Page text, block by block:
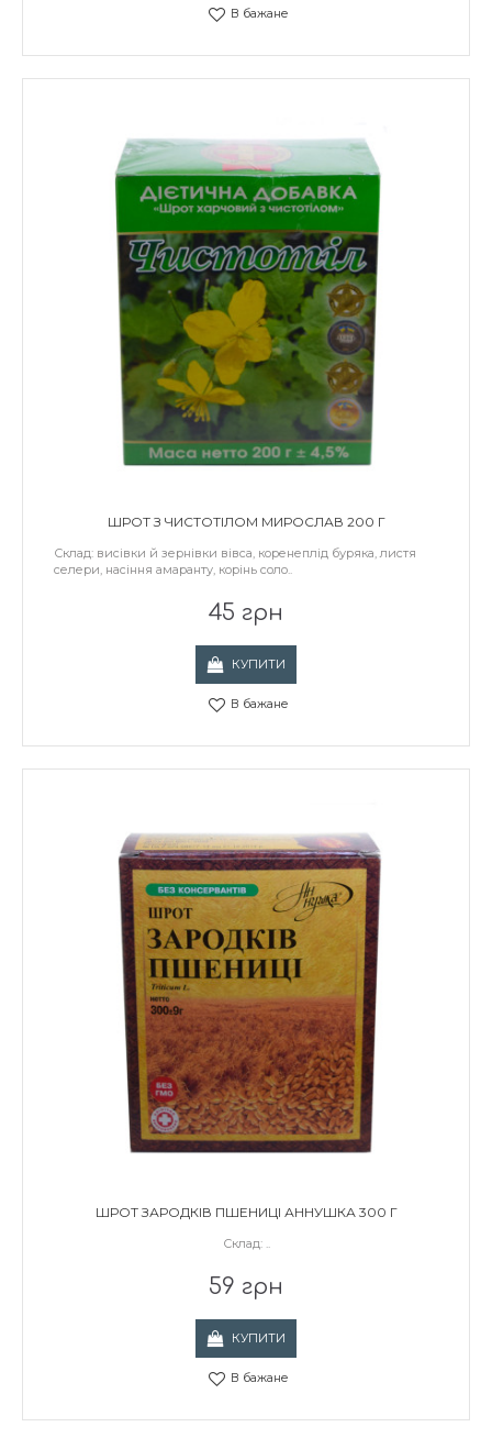
В бажане
ШРОТ З ЧИСТОТІЛОМ МИРОСЛАВ 200 Г
Склад: висівки й зернівки вівса, коренеплід буряка, листя
селери, насіння амаранту, корінь соло..
45 грн
КУПИТИ
В бажане
ШРОТ ЗАРОДКІВ ПШЕНИЦІ АННУШКА 300 Г
Склад: ..
59 грн
КУПИТИ
В бажане